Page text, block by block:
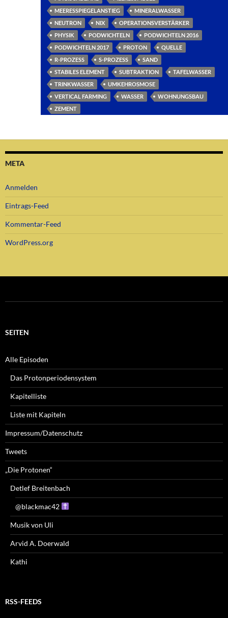
MEERESSPIEGELANSTIEG
MINERALWASSER
NEUTRON
NIX
OPERATIONSVERSTÄRKER
PHYSIK
PODWICHTELN
PODWICHTELN 2016
PODWICHTELN 2017
PROTON
QUELLE
R-PROZESS
S-PROZESS
SAND
STABILES ELEMENT
SUBTRAKTION
TAFELWASSER
TRINKWASSER
UMKEHROSMOSE
VERTICAL FARMING
WASSER
WOHNUNGSBAU
ZEMENT
META
Anmelden
Eintrags-Feed
Kommentar-Feed
WordPress.org
SEITEN
Alle Episoden
Das Protonperiodensystem
Kapitelliste
Liste mit Kapiteln
Impressum/Datenschutz
Tweets
„Die Protonen“
Detlef Breitenbach
@blackmac42
Musik von Uli
Arvid A. Doerwald
Kathi
RSS-FEEDS